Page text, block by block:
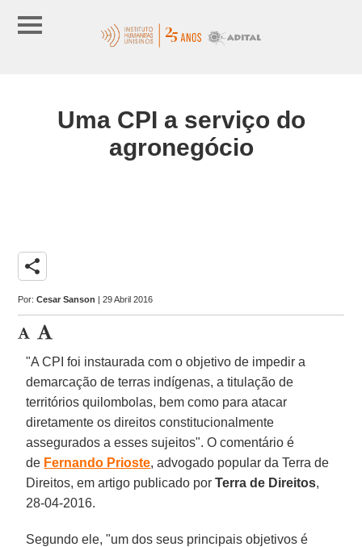
Uma CPI a serviço do
agronegócio
share
Por:Cesar Sanson | 29 Abril 2016
"A CPI foi instaurada com o objetivo de impedir a
demarcação de terras indígenas, a titulação de
territórios quilombolas, bem como para atacar
diretamente os direitos constitucionalmente
assegurados a esses sujeitos". O comentário é
de Fernando Prioste, advogado popular da Terra de
Direitos, em artigo publicado porTerra de Direitos,
28-04-2016.
Segundo ele, "um dos seus principais objetivos é